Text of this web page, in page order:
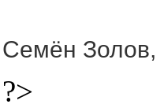
Семён Золов,
?>